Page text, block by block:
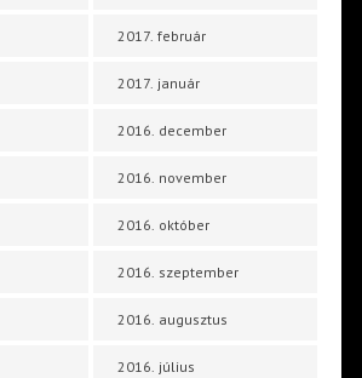
2017. február
2017. január
2016. december
2016. november
2016. október
2016. szeptember
2016. augusztus
2016. július